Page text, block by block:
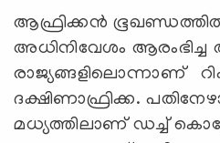
ആഫ്രിക്കൻ
അധിനിവേശം ആരംഭിച്ച
രാജ്യങ്ങളിലൊന്നാണ്
ദക്ഷിണാഫ്രിക്ക.
മധ്യത്തിലാണ് ഡച്ച്